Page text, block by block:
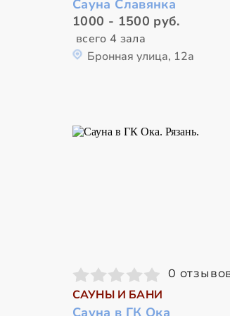
Сауна Славянка
1000 - 1500 руб.
всего 4 зала
Бронная улица, 12а
0
САУНЫ И БАНИ